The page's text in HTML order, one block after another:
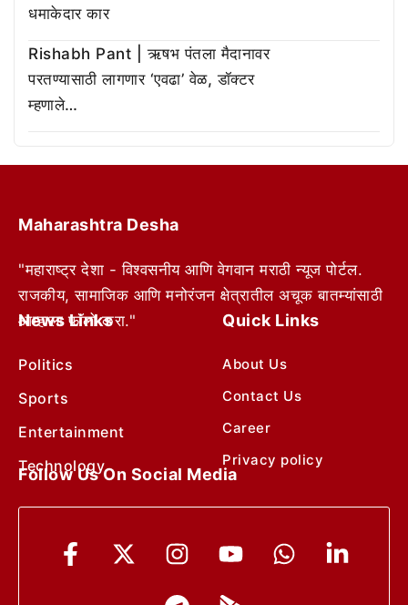
धमाकेदार कार
Rishabh Pant | ऋषभ पंतला मैदानावर
परतण्यासाठी लागणार ‘एवढा’ वेळ, डॉक्टर
म्हणाले…
Maharashtra Desha
"महाराष्ट्र देशा - विश्वसनीय आणि वेगवान मराठी न्यूज पोर्टल.
राजकीय, सामाजिक आणि मनोरंजन क्षेत्रातील अचूक बातम्यांसाठी
आम्हाला फॉलो करा."
News Links
Politics
Sports
Entertainment
Technology
Quick Links
About Us
Contact Us
Career
Privacy policy
Follow Us On Social Media